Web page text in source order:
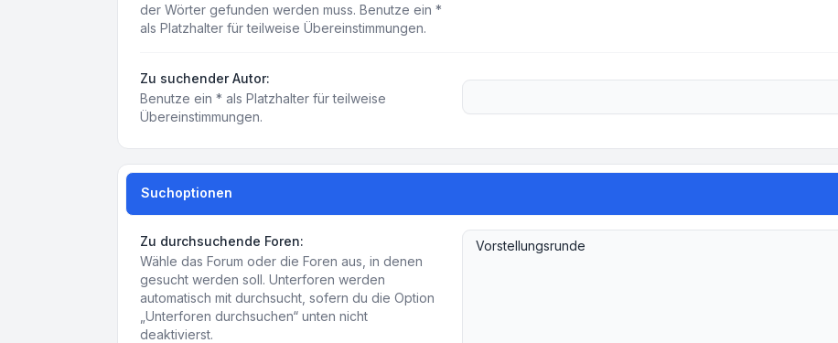
der Wörter gefunden werden muss. Benutze ein *
als Platzhalter für teilweise Übereinstimmungen.
Zu suchender Autor:
Benutze ein * als Platzhalter für teilweise
Übereinstimmungen.
Suchoptionen
Zu durchsuchende Foren:
Wähle das Forum oder die Foren aus, in denen
gesucht werden soll. Unterforen werden
automatisch mit durchsucht, sofern du die Option
„Unterforen durchsuchen“ unten nicht
deaktivierst.